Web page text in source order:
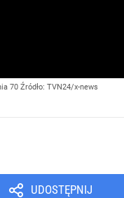
70 Źródło: TVN24/x-news
UDOSTĘPNIJ